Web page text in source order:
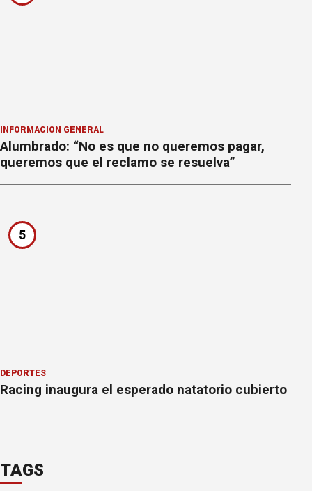
INFORMACION GENERAL
Alumbrado: “No es que no queremos pagar,
queremos que el reclamo se resuelva”
5
DEPORTES
Racing inaugura el esperado natatorio cubierto
TAGS